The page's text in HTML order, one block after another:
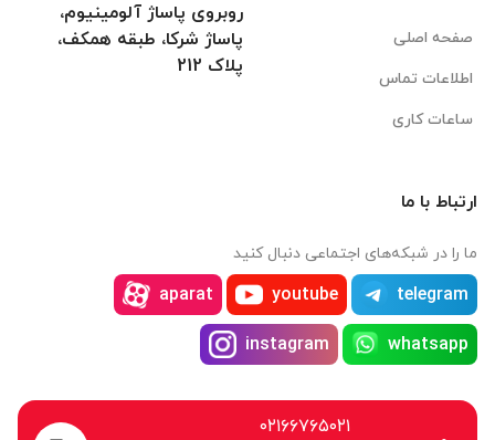
صفحه اصلی
اطلاعات تماس
ساعات کاری
روبروی پاساژ آلومینیوم،
پاساژ شرکا، طبقه همکف،
پلاک 212
ارتباط با ما
ما را در شبکه‌های اجتماعی دنبال کنید
telegram
youtube
aparat
whatsapp
instagram
۰۲۱۶۶۷۶۵۰۲۱